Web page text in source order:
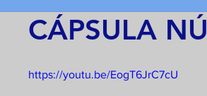
CÁPSULA
https://youtu.be/EogT6JrC7cU